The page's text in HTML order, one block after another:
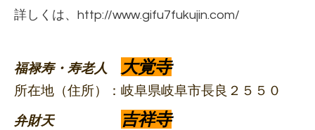
詳しくは、 http://www.gifu7fukujin.com/
福禄寿・寿老人 大覚寺
所在地（住所）：岐阜県岐阜市長良２５５０
弁財天 吉祥寺